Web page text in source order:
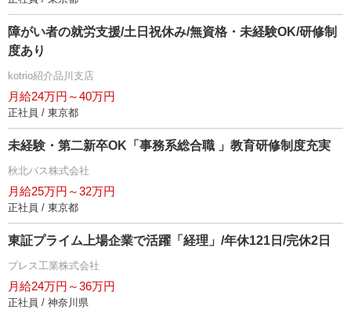
障がい者の就労支援/土日祝休み/無資格・未経験OK/研修制
度あり
kotrio紹介品川支店
月給24万円～40万円
正社員 / 東京都
未経験・第二新卒OK「事務系総合職 」教育研修制度充実
秋北バス株式会社
月給25万円～32万円
正社員 / 東京都
東証プライム上場企業で活躍「経理」/年休121日/完休2日
プレス工業株式会社
月給24万円～36万円
正社員 / 神奈川県